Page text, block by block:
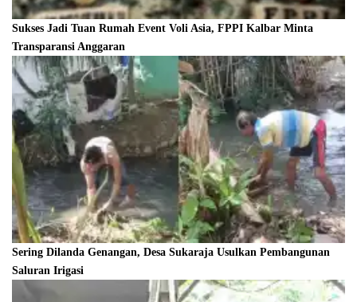
Sukses Jadi Tuan Rumah Event Voli Asia, FPPI Kalbar Minta
Transparansi Anggaran
Sering Dilanda Genangan, Desa Sukaraja Usulkan Pembangunan
Saluran Irigasi